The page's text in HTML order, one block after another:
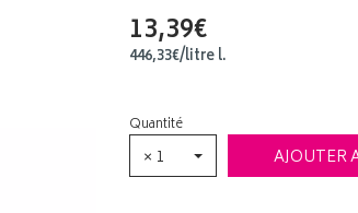
13,39€
446,33€/litrel.
Quantité
× 1 AJOUTER